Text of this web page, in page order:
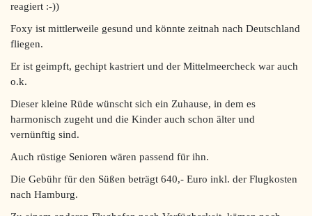
reagiert :-))
Foxy ist mittlerweile gesund und könnte zeitnah nach Deutschland
fliegen.
Er ist geimpft, gechipt kastriert und der Mittelmeercheck war auch
o.k.
Dieser kleine Rüde wünscht sich ein Zuhause, in dem es
harmonisch zugeht und die Kinder auch schon älter und
vernünftig sind.
Auch rüstige Senioren wären passend für ihn.
Die Gebühr für den Süßen beträgt 640,- Euro inkl. der Flugkosten
nach Hamburg.